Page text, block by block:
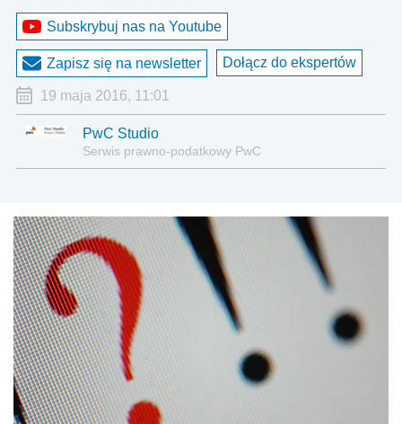
Subskrybuj nas na Youtube
Zapisz się na newsletter Dołącz do ekspertów
19 maja 2016, 11:01
PwC Studio
Serwis prawno-podatkowy PwC